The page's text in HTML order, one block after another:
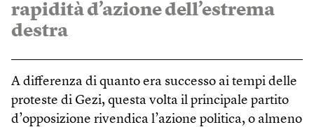
rapidità d’azione dell’estrema
destra
A differenza di quanto era successo ai tempi delle
proteste di Gezi, questa volta il principale partito
d’opposizione rivendica l’azione politica, o almeno